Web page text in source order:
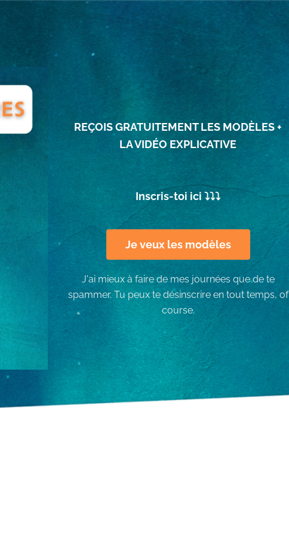
REÇOIS GRATUITEMENT LES MODÈLES +
LA VIDÉO EXPLICATIVE
Inscris-toi ici ⤵️⤵️⤵️
Je veux les modèles
J'ai mieux à faire de mes journées que de te
spammer. Tu peux te désinscrire en tout temps, of
course.